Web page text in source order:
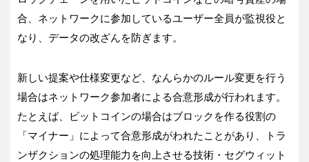
合、ネットワークに参加しているユーザー全員が監視役と
なり、データの改ざんを防ぎます。
新しい提案や仕様変更など、なんらかのルール変更を行う
場合はネットワーク参加者による合意形成が行われます。
たとえば、ビットコインの場合はブロックを作る役割の
「マイナー」によって合意形成がわれたことがあり、トラ
ンザクションの処理能力を向上させる技術・セグウィット